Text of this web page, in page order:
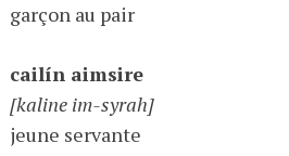
garçon au pair
cailín aimsire
[kaline im-syrah]
jeune servante